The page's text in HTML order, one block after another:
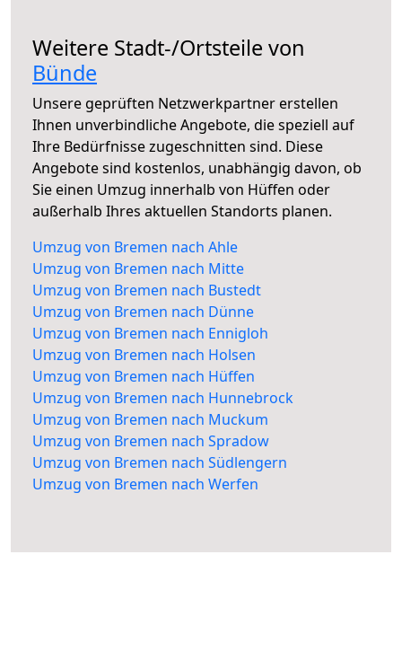
Weitere Stadt-/Ortsteile von
Bünde
Unsere geprüften Netzwerkpartner erstellen
Ihnen unverbindliche Angebote, die speziell auf
Ihre Bedürfnisse zugeschnitten sind. Diese
Angebote sind kostenlos, unabhängig davon, ob
Sie einen Umzug innerhalb von Hüffen oder
außerhalb Ihres aktuellen Standorts planen.
Umzug von Bremen nach Ahle
Umzug von Bremen nach Mitte
Umzug von Bremen nach Bustedt
Umzug von Bremen nach Dünne
Umzug von Bremen nach Ennigloh
Umzug von Bremen nach Holsen
Umzug von Bremen nach Hüffen
Umzug von Bremen nach Hunnebrock
Umzug von Bremen nach Muckum
Umzug von Bremen nach Spradow
Umzug von Bremen nach Südlengern
Umzug von Bremen nach Werfen